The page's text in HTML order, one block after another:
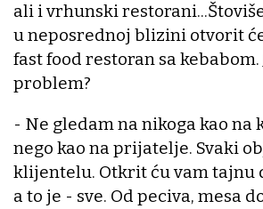
ali i vrhunski
u neposrednoj blizini otvorit
fast food restoran sa kebabom.
problem?
- Ne gledam na nikoga kao
nego kao na prijatelje. Svaki
klijentelu. Otkrit ću vam tajnu
a to je - sve. Od peciva, mesa